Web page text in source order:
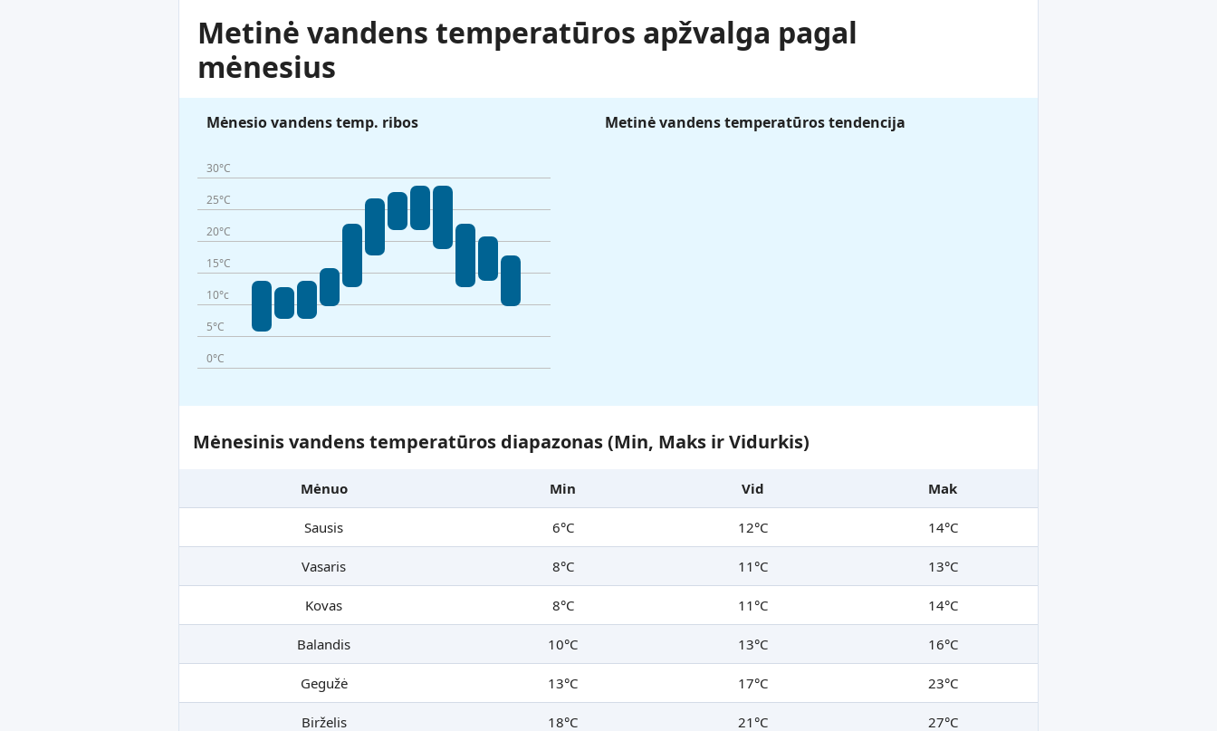
Metinė vandens temperatūros apžvalga pagal
mėnesius
Mėnesio vandens temp. ribos
30°C
25°C
20°C
15°C
10°c
5°C
0°C
Metinė vandens temperatūros tendencija
Mėnesinis vandens temperatūros diapazonas (Min, Maks ir Vidurkis)
Mėnuo Min Vid Mak
Sausis 6°C 12°C 14°C
Vasaris 8°C 11°C 13°C
Kovas 8°C 11°C 14°C
Balandis 10°C 13°C 16°C
Gegužė 13°C 17°C 23°C
Birželis 18°C 21°C 27°C